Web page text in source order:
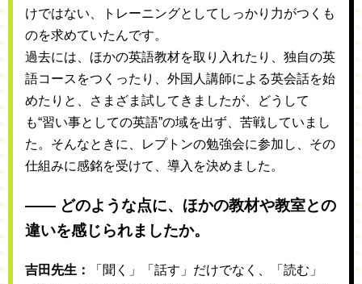
けではない、トレーニングとしてしっかり力がつくも
のを求めていたんです。
過去には、ほかの英語教材を取り入れたり、独自の英
語コースをつくったり、外国人講師による英会話を始
めたりと、さまざま試してきましたが、どうして
も“習い事としての英語”の域を出ず、苦戦していまし
た。そんなときに、レプトンの勉強会に参加し、その
仕組みに感銘を受けて、導入を決めました。
―― どのような点に、ほかの教材や教室との
違いを感じられましたか。
吉田先生：
「聞く」「話す」だけでなく、「読む」